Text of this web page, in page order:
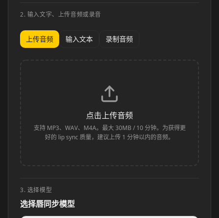
Donald Trump
Taylor Swift
2. 输入文字、上传音频或录音
上传音频 输入文本 录制音频
点击上传音频
支持 MP3、WAV、M4A。最大 30MB / 10 分钟。为获得更
好的 lip sync 质量，建议上传 1 分钟以内的音频。
3. 选择模型
选择唇同步模型